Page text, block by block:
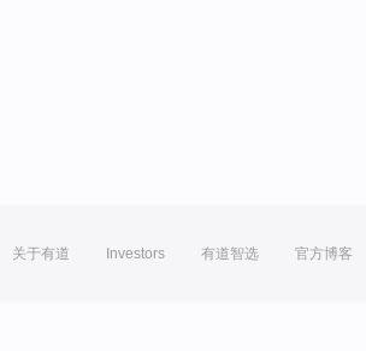
关于有道 Investors 有道智选 官方博客